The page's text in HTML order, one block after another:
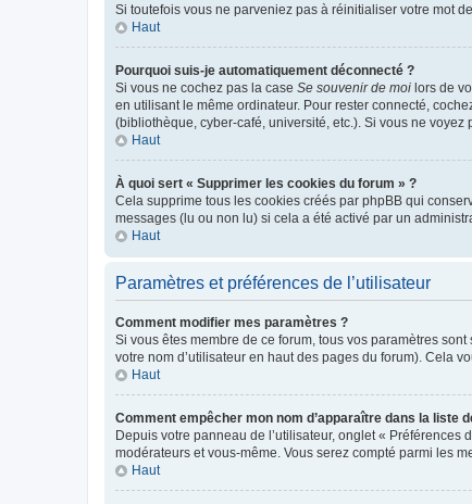
Si toutefois vous ne parveniez pas à réinitialiser votre mot
Haut
Pourquoi suis-je automatiquement déconnecté ?
Si vous ne cochez pas la case Se souvenir de moi lors de
en utilisant le même ordinateur. Pour rester connecté,
(bibliothèque, cyber-café, université, etc.). Si vous ne voyez
Haut
À quoi sert « Supprimer les cookies du forum » ?
Cela supprime tous les cookies créés par phpBB qui
messages (lu ou non lu) si cela a été activé par un
Haut
Paramètres et préférences de l’utilisateur
Comment modifier mes paramètres ?
Si vous êtes membre de ce forum, tous vos paramètres
votre nom d’utilisateur en haut des pages du forum). Cela
Haut
Comment empêcher mon nom d’apparaître dans la liste
Depuis votre panneau de l’utilisateur, onglet « Préférences
modérateurs et vous-même. Vous serez compté parmi les
Haut